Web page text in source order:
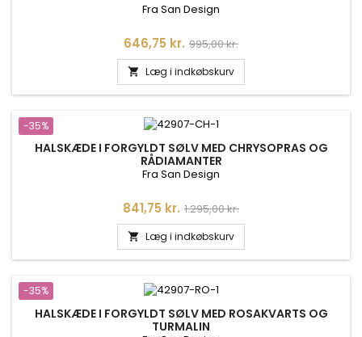
Fra San Design
Pris
646,75 kr. Normalpris
995,00 kr.
 Læg i indkøbskurv
-35%
HALSKÆDE I FORGYLDT SØLV MED CHRYSOPRAS OG
RÅDIAMANTER
Fra San Design
Pris
841,75 kr. Normalpris
1.295,00 kr.
 Læg i indkøbskurv
-35%
HALSKÆDE I FORGYLDT SØLV MED ROSAKVARTS OG
TURMALIN